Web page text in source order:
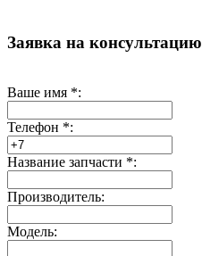
Заявка на консультацию
Ваше имя *:
Телефон *:
Название запчасти *:
Производитель:
Модель: